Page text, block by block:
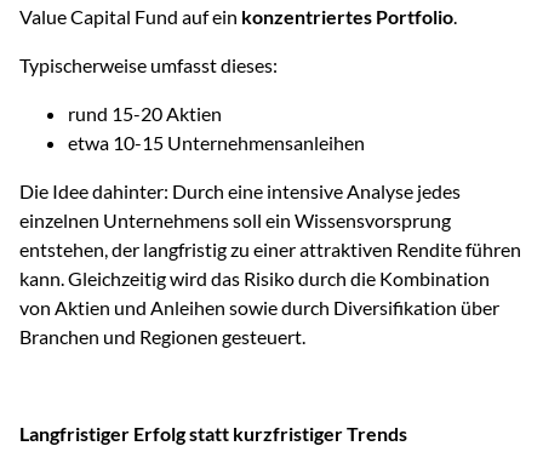
Value Capital Fund auf ein konzentriertes Portfolio.
Typischerweise umfasst dieses:
rund 15-20 Aktien
etwa 10-15 Unternehmensanleihen
Die Idee dahinter: Durch eine intensive Analyse jedes
einzelnen Unternehmens soll ein Wissensvorsprung
entstehen, der langfristig zu einer attraktiven Rendite führen
kann. Gleichzeitig wird das Risiko durch die Kombination
von Aktien und Anleihen sowie durch Diversifikation über
Branchen und Regionen gesteuert.
Langfristiger Erfolg statt kurzfristiger Trends